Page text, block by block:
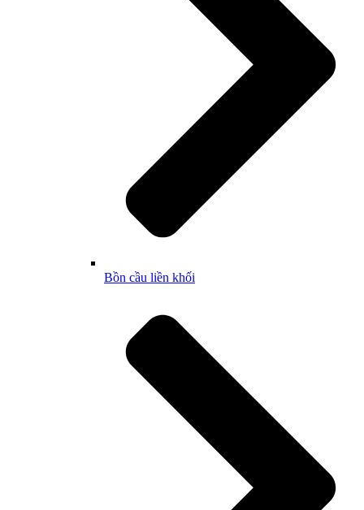
Bồn cầu liền khối